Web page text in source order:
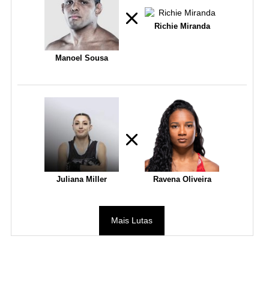
Manoel Sousa
Richie Miranda
Juliana Miller Ravena Oliveira
Mais Lutas